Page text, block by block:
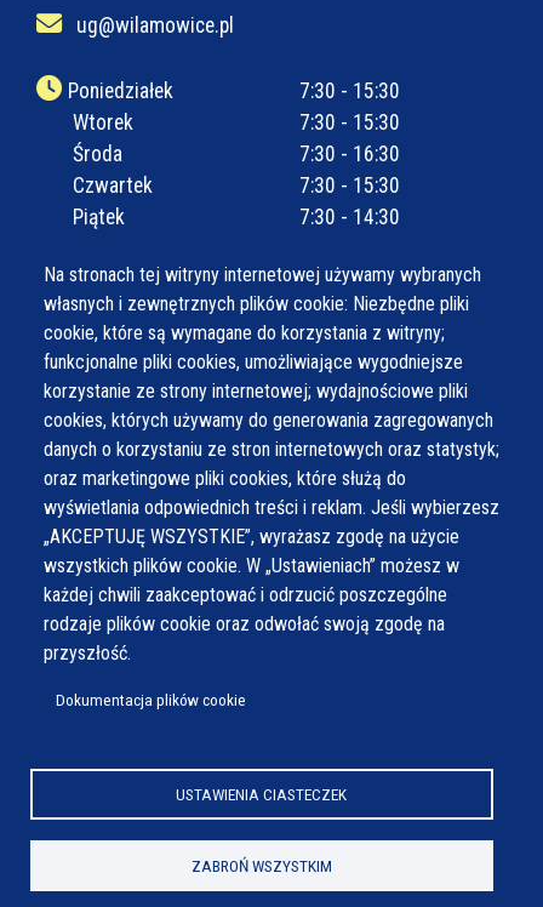
Na stronach tej witryny internetowej używamy wybranych
własnych i zewnętrznych plików cookie: Niezbędne pliki
cookie, które są wymagane do korzystania z witryny;
funkcjonalne pliki cookies, umożliwiające wygodniejsze
korzystanie ze strony internetowej; wydajnościowe pliki
cookies, których używamy do generowania zagregowanych
danych o korzystaniu ze stron internetowych oraz statystyk;
oraz marketingowe pliki cookies, które służą do
wyświetlania odpowiednich treści i reklam. Jeśli wybierzesz
„AKCEPTUJĘ WSZYSTKIE”, wyrażasz zgodę na użycie
wszystkich plików cookie. W „Ustawieniach” możesz w
każdej chwili zaakceptować i odrzucić poszczególne
rodzaje plików cookie oraz odwołać swoją zgodę na
przyszłość.
Dokumentacja plików cookie
USTAWIENIA CIASTECZEK
ZABROŃ WSZYSTKIM
ug@wilamowice.pl
Poniedziałek
7:30 - 15:30
Wtorek
7:30 - 15:30
Środa
7:30 - 16:30
Czwartek
7:30 - 15:30
Piątek
7:30 - 14:30
© Wszystkie prawa zastrzeżone,Gmina Wilamowice